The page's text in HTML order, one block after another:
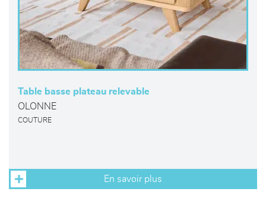
Table basse plateau relevable
OLONNE
COUTURE
En savoir plus